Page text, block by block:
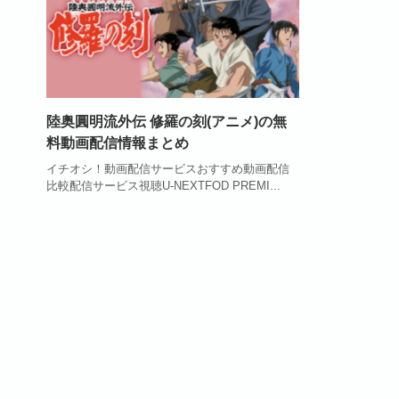
陸奥圓明流外伝 修羅の刻(アニメ)の無
料動画配信情報まとめ
イチオシ！動画配信サービスおすすめ動画配信
比較配信サービス視聴U-NEXTFOD PREMI...